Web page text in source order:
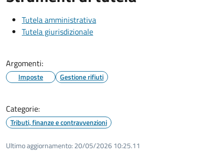
Tutela amministrativa
Tutela giurisdizionale
Argomenti:
Imposte Gestione rifiuti
Categorie:
Tributi, finanze e contravvenzioni
Ultimo aggiornamento: 20/05/2026 10:25.11